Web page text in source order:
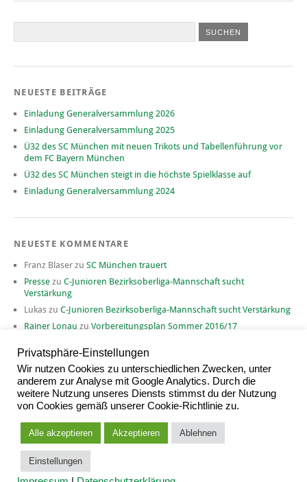
NEUESTE BEITRÄGE
Einladung Generalversammlung 2026
Einladung Generalversammlung 2025
Ü32 des SC München mit neuen Trikots und Tabellenführung vor
dem FC Bayern München
Ü32 des SC München steigt in die höchste Spielklasse auf
Einladung Generalversammlung 2024
NEUESTE KOMMENTARE
Franz Blaser zu SC München trauert
Presse zu C-Junioren Bezirksoberliga-Mannschaft sucht
Verstärkung
Lukas zu C-Junioren Bezirksoberliga-Mannschaft sucht Verstärkung
Rainer Lonau zu Vorbereitungsplan Sommer 2016/17
ARCHIV
Proudly powered by
Privatsphäre-Einstellungen
Wir nutzen Cookies zu unterschiedlichen Zwecken, unter
anderem zur Analyse mit Google Analytics. Durch die
weitere Nutzung unseres Diensts stimmst du der Nutzung
von Cookies gemäß unserer Cookie-Richtlinie zu.
Alle akzeptieren Akzeptieren Ablehnen
Einstellungen